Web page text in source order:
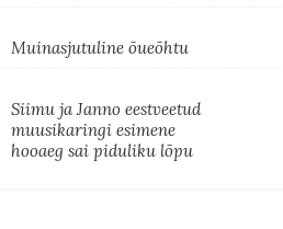
Muinasjutuline õueõhtu
Siimu ja Janno eestveetud
muusikaringi esimene
hooaeg sai piduliku lõpu